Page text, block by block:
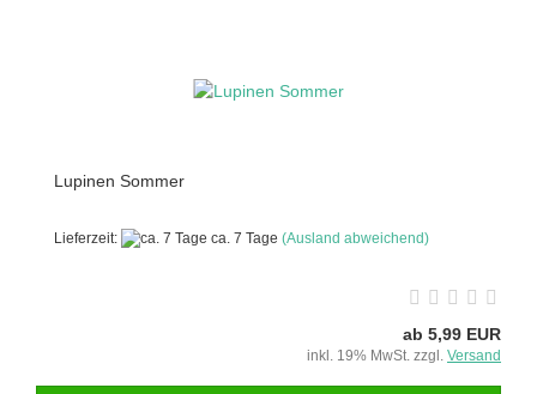
Lupinen Sommer
Lieferzeit: ca. 7 Tage (Ausland abweichend)
ab 5,99 EUR
inkl. 19% MwSt. zzgl. Versand